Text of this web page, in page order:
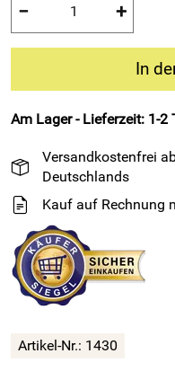
− +
In
Am Lager - Lieferzeit: 1-2
Versandkostenfrei
Deutschlands
Kauf auf Rechnung
Artikel-Nr.: 1430